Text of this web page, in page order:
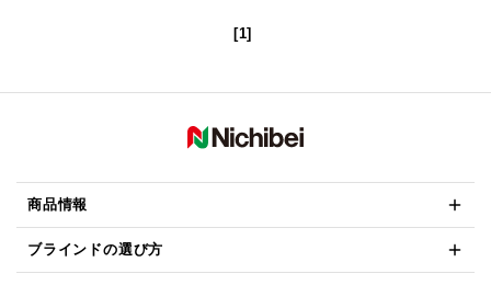
[1]
商品情報
ブラインドの選び方